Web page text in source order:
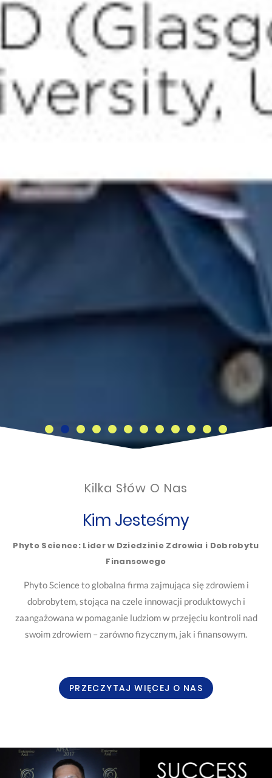
Kilka Słów O Nas
Kim Jesteśmy
Phyto Science: Lider w Dziedzinie Zdrowia i Dobrobytu
Finansowego
Phyto Science to globalna firma zajmująca się zdrowiem i
dobrobytem, stojąca na czele innowacji produktowych i
zaangażowana w pomaganie ludziom w przejęciu kontroli nad
swoim zdrowiem – zarówno fizycznym, jak i finansowym.
PRZECZYTAJ WIĘCEJ O NAS